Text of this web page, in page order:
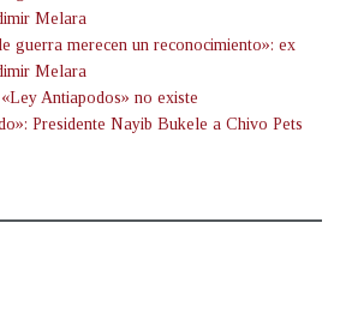
Melara
guerra merecen un reconocimiento»: ex
Melara
Antiapodos» no existe
Presidente Nayib Bukele a Chivo Pets